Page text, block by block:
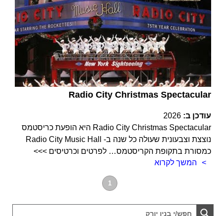
Radio City Christmas Spectacular
עודכן ב: 2026
Radio City Christmas Spectacular היא הופעת כריסטמס
נוצצת וצבעונית שעולה כל שנה ב- Radio City Music Hall
כמסורת בתקופת הקריסטמס… לפרטים וכרטיסים >>>
המשך לקרוא
1